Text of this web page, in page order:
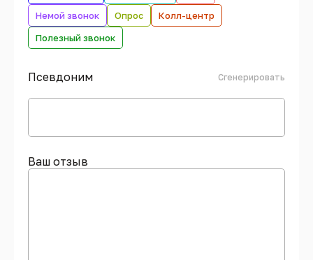
Немой звонок
Опрос
Колл-центр
Полезный звонок
Псевдоним Сгенерировать
Ваш отзыв